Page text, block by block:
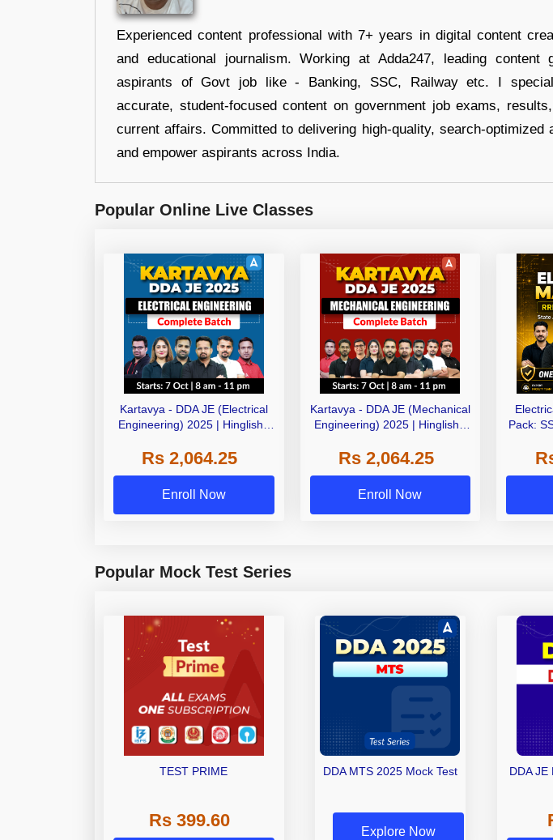
Experienced content professional with 7+ years in digital content
and educational journalism. Working at Adda247, leading content
aspirants of Govt job like - Banking, SSC, Railway etc. I
accurate, student-focused content on government job exams,
current affairs. Committed to delivering high-quality, search-optimized
and empower aspirants across India.
Popular Online Live Classes
Kartavya - DDA JE (Electrical
Engineering) 2025 | Hinglish |
Classes by Adda 247
Rs 2,064.25
Enroll Now
Kartavya - DDA JE (Mechanical
Engineering) 2025 | Hinglish |
Classes by Adda 247
Rs 2,064.25
Enroll Now
Pack:
Popular Mock Test Series
TEST PRIME
Rs 399.60
DDA MTS 2025 Mock Test
Explore Now
DDA JE